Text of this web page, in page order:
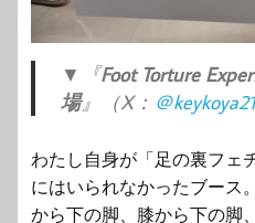
▼『Foot Torture
場』（X： ＠keykoya21
わたし自身が「足の裏フェ
にはいられなかったブース
から下の脚、膝から下の脚